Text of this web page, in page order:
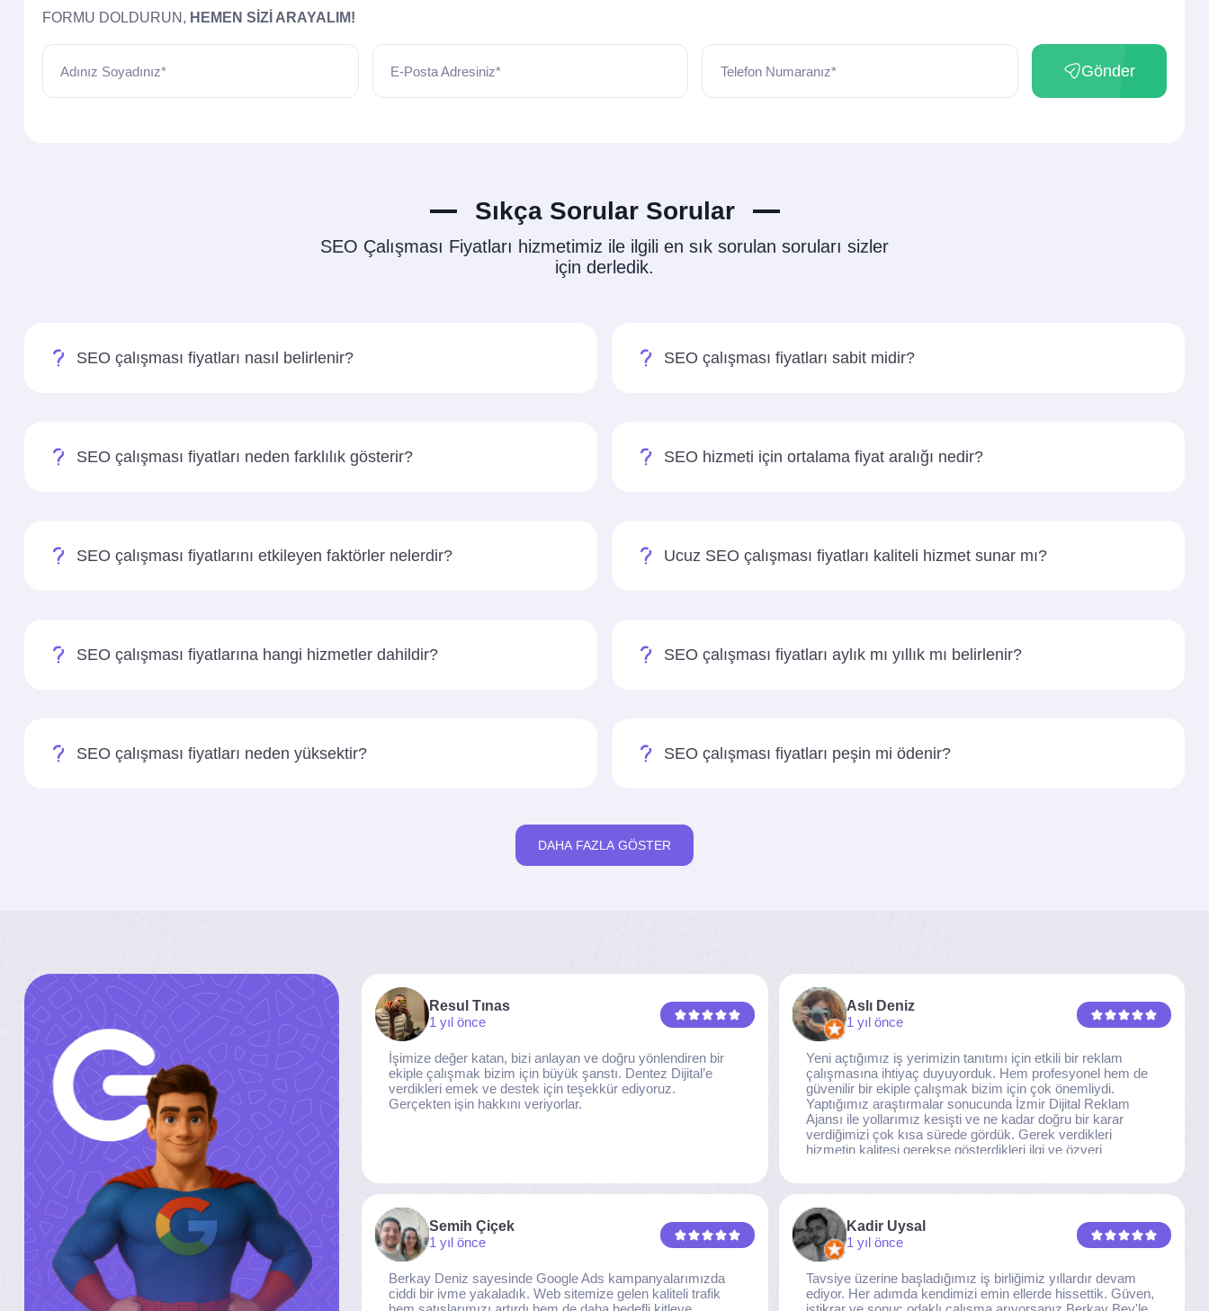
FORMU DOLDURUN, HEMEN SIZI ARAYALIM!
Adınız Soyadınız* E-Posta Adresiniz* Telefon Numaranız* Gönder
Sıkça Sorular Sorular
SEO Çalışması Fiyatları hizmetimiz ile ilgili en sık sorulan soruları sizler
için derledik.
SEO çalışması fiyatları nasıl belirlenir? SEO çalışması fiyatları sabit midir?
SEO çalışması fiyatları neden farklılık gösterir? SEO hizmeti için ortalama fiyat aralığı nedir?
SEO çalışması fiyatlarını etkileyen faktörler nelerdir? Ucuz SEO çalışması fiyatları kaliteli hizmet sunar mı?
SEO çalışması fiyatlarına hangi hizmetler dahildir? SEO çalışması fiyatları aylık mı yıllık mı belirlenir?
SEO çalışması fiyatları neden yüksektir? SEO çalışması fiyatları peşin mi ödenir?
DAHA FAZLA GÖSTER
Resul Tınas
1 yıl önce
İşimize değer katan, bizi anlayan ve doğru yönlendiren bir
ekiple çalışmak bizim için büyük şanstı. Dentez Dijital’e
verdikleri emek ve destek için teşekkür ediyoruz.
Gerçekten işin hakkını veriyorlar.
Aslı Deniz
1 yıl önce
Yeni açtığımız iş yerimizin tanıtımı için etkili bir reklam
çalışmasına ihtiyaç duyuyorduk. Hem profesyonel hem de
güvenilir bir ekiple çalışmak bizim için çok önemliydi.
Yaptığımız araştırmalar sonucunda İzmir Dijital Reklam
Ajansı ile yollarımız kesişti ve ne kadar doğru bir karar
verdiğimizi çok kısa sürede gördük. Gerek verdikleri
hizmetin kalitesi gerekse gösterdikleri ilgi ve özveri
Kaliteden asla taviz vermeyen, her detaya özen gösteren
İzmir Dijital Reklam Ajansı ekibine gönülden teşekkür
ederiz.
Semih Çiçek
1 yıl önce
Berkay Deniz sayesinde Google Ads kampanyalarımızda
ciddi bir ivme yakaladık. Web sitemize gelen kaliteli trafik
Kadir Uysal
1 yıl önce
Tavsiye üzerine başladığımız iş birliğimiz yıllardır devam
ediyor. Her adımda kendimizi emin ellerde hissettik. Güven,